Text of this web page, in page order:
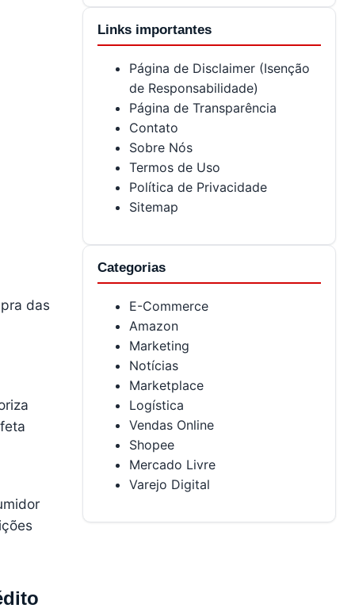
das
Links importantes
Página de Disclaimer (Isenção
de Responsabilidade)
Página de Transparência
Contato
Sobre Nós
Termos de Uso
Política de Privacidade
Sitemap
Categorias
E-Commerce
Amazon
Marketing
Notícias
Marketplace
Logística
Vendas Online
Shopee
Mercado Livre
Varejo Digital